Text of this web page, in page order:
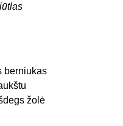
berniukas
žolė